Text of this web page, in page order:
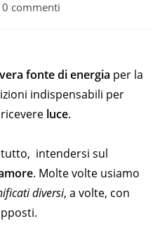
0 commenti
fonte di energia per la
indispensabili per
luce.
intendersi sul
. Molte volte usiamo
diversi, a volte, con